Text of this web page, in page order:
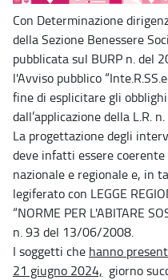
Con Determinazione
della Sezione Benessere
pubblicata sul BURP n. del
l'Avviso pubblico
fine di esplicitare gli
dall’applicazione della L.R.
La progettazione degli
deve infatti essere
nazionale e regionale e, in
legiferato con LEGGE
“NORME PER L'ABITARE
n. 93 del 13/06/2008.
I soggetti che hanno
21 giugno 2024, giorno